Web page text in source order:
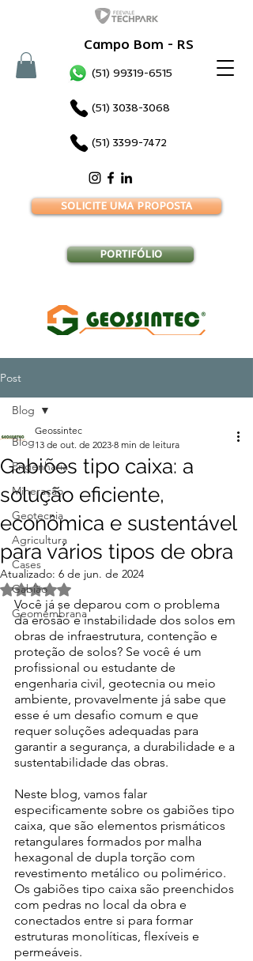
Campo Bom - RS
(51) 99319-6515
(51) 3038-3068
(51) 3399-7472
SOLICITE UMA PROPOSTA
PORTIFÓLIO
Post
Blog
Engenharia
Mineração
Geotecnia
Agricultura
Cases
Gabião
Geomembrana
Blog
Gabiões tipo caixa: a
solução eficiente,
econômica e sustentável
para vários tipos de obra
Geossintec
13 de out. de 2023 8 min de leitura
Atualizado: 6 de jun. de 2024
Avaliado com NaN de 5 estrelas.
Você já se deparou com o problema
da erosão e instabilidade dos solos em
obras de infraestrutura, contenção e
proteção de solos? Se você é um
profissional ou estudante de
engenharia civil, geotecnia ou meio
ambiente, provavelmente já sabe que
esse é um desafio comum e que
requer soluções adequadas para
garantir a segurança, a durabilidade e a
sustentabilidade das obras.
Neste blog, vamos falar
especificamente sobre os gabiões tipo
caixa, que são elementos prismáticos
retangulares formados por malha
hexagonal de dupla torção com
revestimento metálico ou polimérico.
Os gabiões tipo caixa são preenchidos
com pedras no local da obra e
conectados entre si para formar
estruturas monolíticas, flexíveis e
permeáveis.